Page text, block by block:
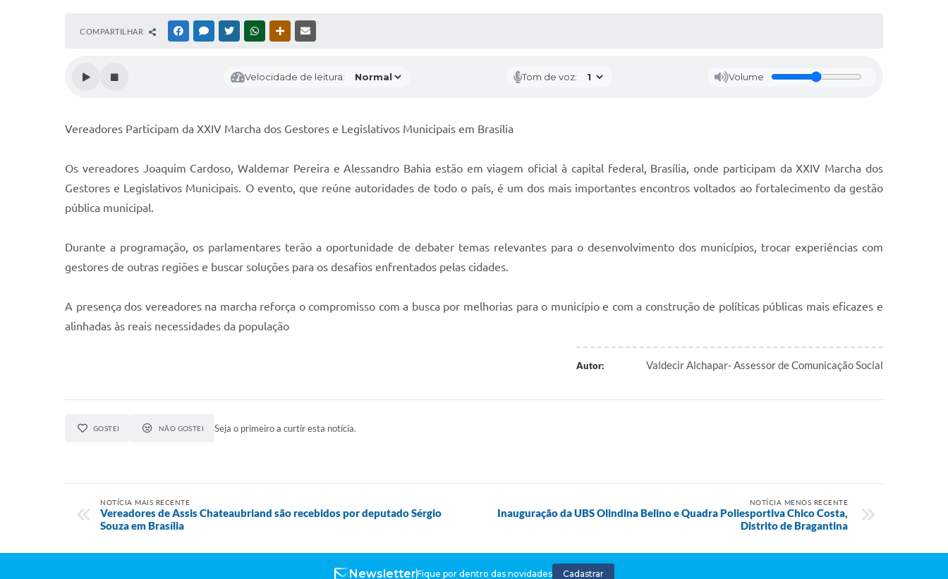
COMPARTILHAR FACEBOOKMESSENGER
TWITTERWHATSAPPOUTRAS MÍDIAS
Velocidade de leitura: Tom de voz: Volume
Vereadores Participam da XXIV Marcha dos Gestores e Legislativos Municipais em Brasília
Os vereadores Joaquim Cardoso, Waldemar Pereira e Alessandro Bahia estão em viagem oficial à capital federal, Brasília, onde participam da XXIV Marcha dos
Gestores e Legislativos Municipais. O evento, que reúne autoridades de todo o país, é um dos mais importantes encontros voltados ao fortalecimento da gestão
pública municipal.
Durante a programação, os parlamentares terão a oportunidade de debater temas relevantes para o desenvolvimento dos municípios, trocar experiências com
gestores de outras regiões e buscar soluções para os desafios enfrentados pelas cidades.
A presença dos vereadores na marcha reforça o compromisso com a busca por melhorias para o município e com a construção de políticas públicas mais eficazes e
alinhadas às reais necessidades da população
Autor: Valdecir Alchapar- Assessor de Comunicação Social
GOSTEI NÃO GOSTEI Seja o primeiro a curtir esta notícia.
NOTÍCIA MAIS RECENTE
Vereadores de Assis Chateaubriand são recebidos por deputado Sérgio
Souza em Brasília
NOTÍCIA MENOS RECENTE
Inauguração da UBS Olindina Belino e Quadra Poliesportiva Chico Costa,
Distrito de Bragantina
NewsletterFique por dentro das novidades Cadastrar